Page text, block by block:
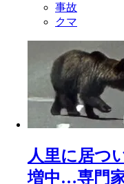
事故
クマ
人里に居つ
増中…専門